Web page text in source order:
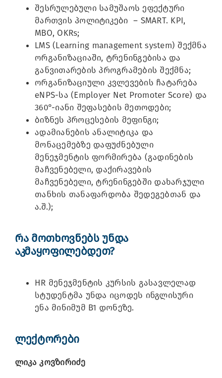
შესრულებული სამუშაოს ეფექტური
მართვის პოლიტიკები – SMART. KPI,
MBO, OKRs;
LMS (Learning management system) შექმნა
ორგანიზაციაში, ტრენინგებისა და
განვითარების პროგრამების შექმნა;
ორგანიზაციული კვლევების ჩატარება
eNPS-სა (Employer Net Promoter Score) და
360°-იანი შეფასების მეთოდები;
ბიზნეს პროცესების მეფინგი;
ადამიანების ანალიტიკა და
მონაცემებზე დაფუძნებული
მენეჯმენტის ფორმირება (გადინების
მაჩვენებელი, დაქირავების
მაჩვენებელი, ტრენინგებში დახარჯული
თანხის თანაფარდობა შედეგებთან და
ა.შ.);
რა მოთხოვნებს უნდა
აკმაყოფილებდეთ?
HR მენეჯმენტის კურსის გასავლელად
სტუდენტმა უნდა იცოდეს ინგლისური
ენა მინიმუმ B1 დონეზე.
ლექტორები
ლიკა კოვზირიძე